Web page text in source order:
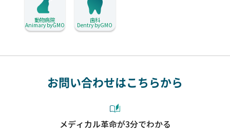
動物病院
Animary byGMO
歯科
Dentry byGMO
お問い合わせはこちらから
メディカル革命が3分でわかる